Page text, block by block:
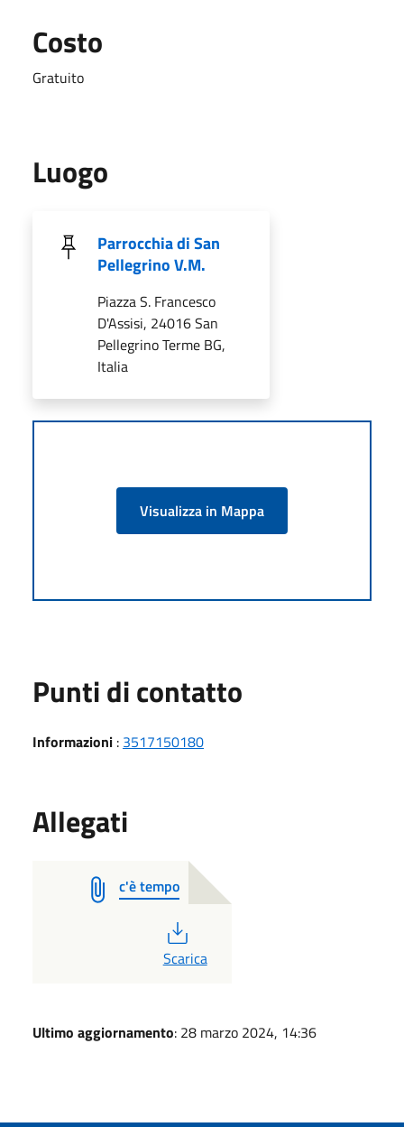
Costo
Gratuito
Luogo
Parrocchia di San
Pellegrino V.M.
Piazza S. Francesco
D'Assisi, 24016 San
Pellegrino Terme BG,
Italia
Visualizza in Mappa
Punti di contatto
Informazioni : 3517150180
Allegati
c'è tempo
PDF
Scarica
Ultimo aggiornamento: 28 marzo 2024, 14:36